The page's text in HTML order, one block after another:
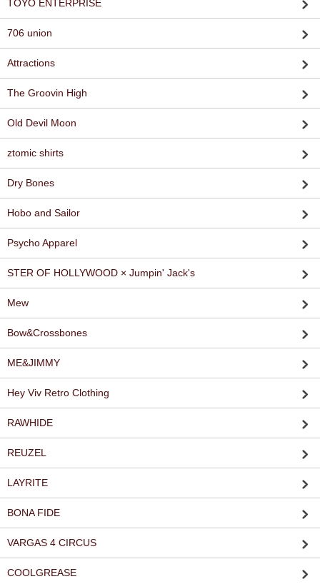
TOYO ENTERPRISE
706 union
Attractions
The Groovin High
Old Devil Moon
ztomic shirts
Dry Bones
Hobo and Sailor
Psycho Apparel
STER OF HOLLYWOOD × Jumpin' Jack's
Mew
Bow&Crossbones
ME&JIMMY
Hey Viv Retro Clothing
RAWHIDE
REUZEL
LAYRITE
BONA FIDE
VARGAS 4 CIRCUS
COOLGREASE